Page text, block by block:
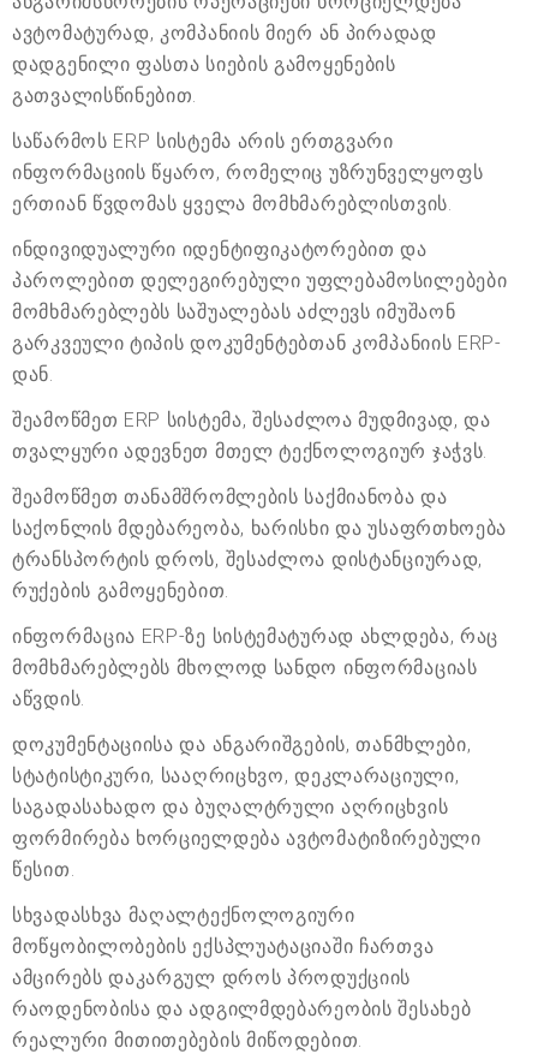
ავტომატურად, კომპანიის მიერ ან პირადად
დადგენილი ფასთა სიების გამოყენების
გათვალისწინებით.
საწარმოს ERP სისტემა არის ერთგვარი
ინფორმაციის წყარო, რომელიც უზრუნველყოფს
ერთიან წვდომას ყველა მომხმარებლისთვის.
ინდივიდუალური იდენტიფიკატორებით და
პაროლებით დელეგირებული უფლებამოსილებები
მომხმარებლებს საშუალებას აძლევს იმუშაონ
გარკვეული ტიპის დოკუმენტებთან კომპანიის ERP-
დან.
შეამოწმეთ ERP სისტემა, შესაძლოა მუდმივად, და
თვალყური ადევნეთ მთელ ტექნოლოგიურ ჯაჭვს.
შეამოწმეთ თანამშრომლების საქმიანობა და
საქონლის მდებარეობა, ხარისხი და უსაფრთხოება
ტრანსპორტის დროს, შესაძლოა დისტანციურად,
რუქების გამოყენებით.
ინფორმაცია ERP-ზე სისტემატურად ახლდება, რაც
მომხმარებლებს მხოლოდ სანდო ინფორმაციას
აწვდის.
დოკუმენტაციისა და ანგარიშგების, თანმხლები,
სტატისტიკური, სააღრიცხვო, დეკლარაციული,
საგადასახადო და ბუღალტრული აღრიცხვის
ფორმირება ხორციელდება ავტომატიზირებული
წესით.
სხვადასხვა მაღალტექნოლოგიური
მოწყობილობების ექსპლუატაციაში ჩართვა
ამცირებს დაკარგულ დროს პროდუქციის
რაოდენობისა და ადგილმდებარეობის შესახებ
რეალური მითითებების მიწოდებით.